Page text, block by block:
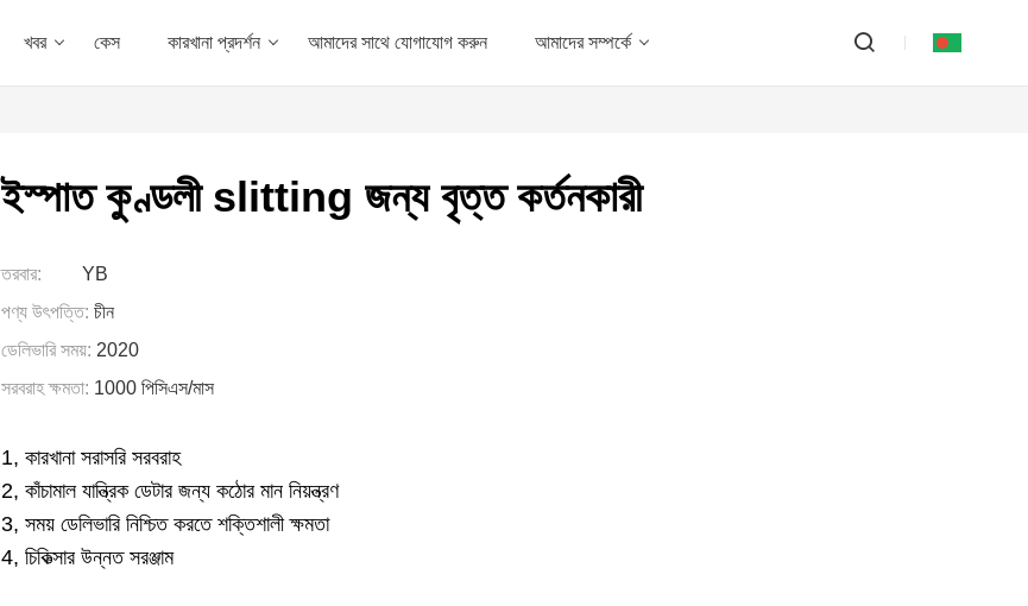
খবর কেস কারখানা প্রদর্শন আমাদের সাথে যোগাযোগ করুন আমাদের সম্পর্কে
ইস্পাত কুণ্ডলী slitting জন্য বৃত্ত কর্তনকারী
তরবার:
YB
পণ্য উৎপত্তি: চীন
ডেলিভারি সময়: 2020
সরবরাহ ক্ষমতা: 1000 পিসিএস/মাস
1, কারখানা সরাসরি সরবরাহ
2, কাঁচামাল যান্ত্রিক ডেটার জন্য কঠোর মান নিয়ন্ত্রণ
3, সময় ডেলিভারি নিশ্চিত করতে শক্তিশালী ক্ষমতা
4, চিকিত্সার উন্নত সরঞ্জাম